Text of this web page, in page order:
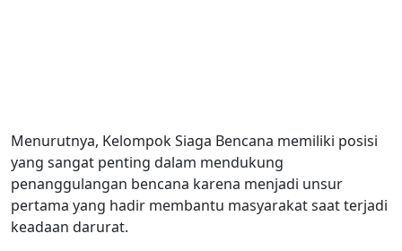
Menurutnya, Kelompok Siaga Bencana memiliki posisi
yang sangat penting dalam mendukung
penanggulangan bencana karena menjadi unsur
pertama yang hadir membantu masyarakat saat terjadi
keadaan darurat.